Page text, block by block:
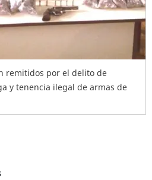
remitidos por el delito de
y tenencia ilegal de armas de